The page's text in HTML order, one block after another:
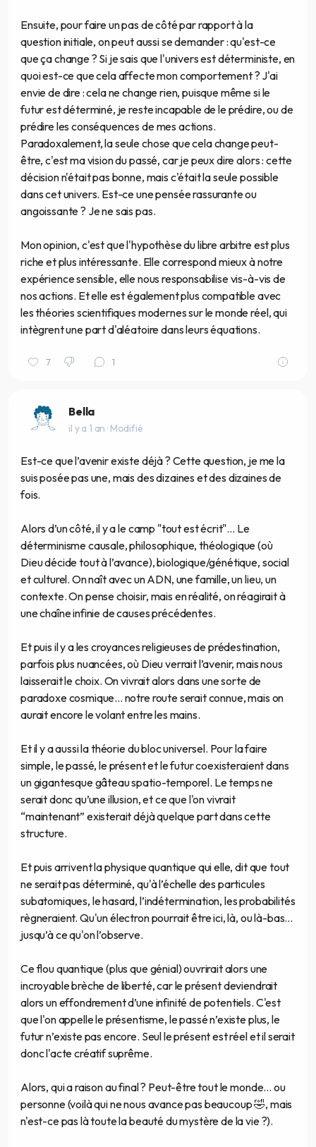
Ensuite, pour faire un pas de côté par rapport à la
question initiale, on peut aussi se demander : qu'est-ce
que ça change ? Si je sais que l'univers est déterministe, en
quoi est-ce que cela affecte mon comportement ? J'ai
envie de dire : cela ne change rien, puisque même si le
futur est déterminé, je reste incapable de le prédire, ou de
prédire les conséquences de mes actions.
Paradoxalement, la seule chose que cela change peut-
être, c'est ma vision du passé, car je peux dire alors : cette
décision n'était pas bonne, mais c'était la seule possible
dans cet univers. Est-ce une pensée rassurante ou
angoissante ? Je ne sais pas.
Mon opinion, c'est que l'hypothèse du libre arbitre est plus
riche et plus intéressante. Elle correspond mieux à notre
expérience sensible, elle nous responsabilise vis-à-vis de
nos actions. Et elle est également plus compatible avec
les théories scientifiques modernes sur le monde réel, qui
intègrent une part d'aléatoire dans leurs équations.
7 1
Bella
il y a 1 an· Modifié
Est-ce que l’avenir existe déjà ? Cette question, je me la
suis posée pas une, mais des dizaines et des dizaines de
fois.
Alors d’un côté, il y a le camp "tout est écrit"... Le
déterminisme causale, philosophique, théologique (où
Dieu décide tout à l’avance), biologique/génétique, social
et culturel. On naît avec un ADN, une famille, un lieu, un
contexte. On pense choisir, mais en réalité, on réagirait à
une chaîne infinie de causes précédentes.
Et puis il y a les croyances religieuses de prédestination,
parfois plus nuancées, où Dieu verrait l’avenir, mais nous
laisserait le choix. On vivrait alors dans une sorte de
paradoxe cosmique... notre route serait connue, mais on
aurait encore le volant entre les mains.
Et il y a aussi la théorie du bloc universel. Pour la faire
simple, le passé, le présent et le futur coexisteraient dans
un gigantesque gâteau spatio-temporel. Le temps ne
serait donc qu’une illusion, et ce que l'on vivrait
“maintenant” existerait déjà quelque part dans cette
structure.
Et puis arrivent la physique quantique qui elle, dit que tout
ne serait pas déterminé, qu'à l’échelle des particules
subatomiques, le hasard, l’indétermination, les probabilités
règneraient. Qu'un électron pourrait être ici, là, ou là-bas...
jusqu’à ce qu'on l’observe.
Ce flou quantique (plus que génial) ouvrirait alors une
incroyable brèche de liberté, car le présent deviendrait
alors un effondrement d’une infinité de potentiels. C'est
que l'on appelle le présentisme, le passé n’existe plus, le
futur n’existe pas encore. Seul le présent est réel et il serait
donc l'acte créatif suprême.
Alors, qui a raison au final ? Peut-être tout le monde... ou
personne (voilà qui ne nous avance pas beaucoup 🤣, mais
n'est-ce pas là toute la beauté du mystère de la vie ?).